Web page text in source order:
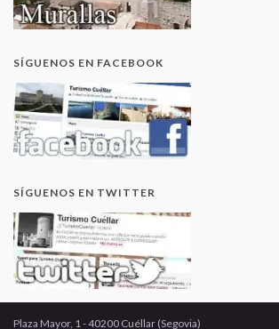
SÍGUENOS EN FACEBOOK
SÍGUENOS EN TWITTER
Plaza Mayor, 1 - 40200 Cuéllar (Segovia)